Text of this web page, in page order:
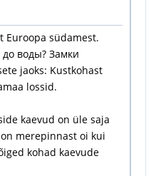
Euroopa südamest.
до воды? Замки
jaoks: Kustkohast
lossid.
kaevud on üle saja
merepinnast oi kui
kohad kaevude